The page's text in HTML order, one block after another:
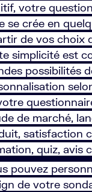
votre
se crée en
de vos choix
simplicité est
possibilités
de marché,
satisfaction
quiz, avis
pouvez
de votre